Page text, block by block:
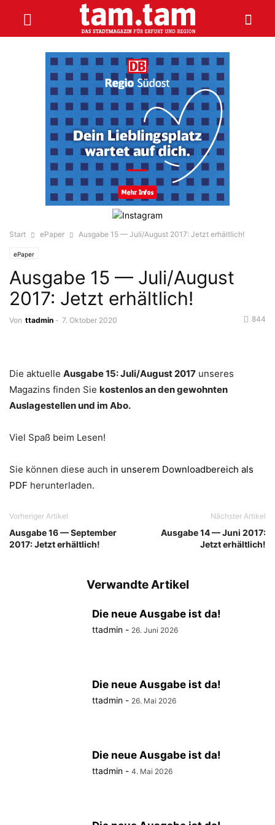
Start ePaper Ausgabe 15 — Juli/August 2017: Jetzt erhältlich!
ePaper
Ausgabe 15 — Juli/August
2017: Jetzt erhältlich!
Von ttadmin - 7. Oktober 2020 844
Die aktuelle Ausgabe 15: Juli/August 2017 unseres
Magazins finden Sie kostenlos an den gewohnten
Auslagestellen und im Abo.
Viel Spaß beim Lesen!
Sie können diese auch in unserem Downloadbereich als
PDF herunterladen.
Vorheriger Artikel
Ausgabe 16 — September
2017: Jetzt erhältlich!
Nächster Artikel
Ausgabe 14 — Juni 2017:
Jetzt erhältlich!
Verwandte Artikel
Die neue Ausgabe ist da!
ttadmin - 26. Juni 2026
Die neue Ausgabe ist da!
ttadmin - 26. Mai 2026
Die neue Ausgabe ist da!
ttadmin - 4. Mai 2026